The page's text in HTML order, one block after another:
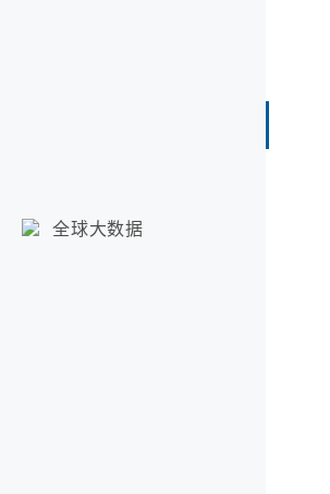
全球大数据